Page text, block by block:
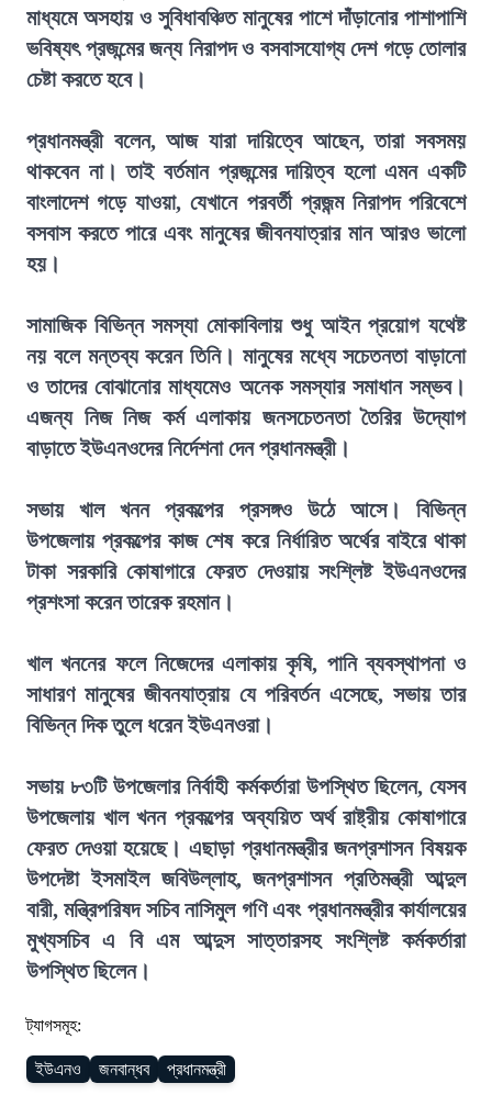
মাধ্যমে অসহায় ও সুবিধাবঞ্চিত মানুষের পাশে দাঁড়ানোর পাশাপাশি
ভবিষ্যৎ প্রজন্মের জন্য নিরাপদ ও বসবাসযোগ্য দেশ গড়ে তোলার
চেষ্টা করতে হবে।
প্রধানমন্ত্রী বলেন, আজ যারা দায়িত্বে আছেন, তারা সবসময়
থাকবেন না। তাই বর্তমান প্রজন্মের দায়িত্ব হলো এমন একটি
বাংলাদেশ গড়ে যাওয়া, যেখানে পরবর্তী প্রজন্ম নিরাপদ পরিবেশে
বসবাস করতে পারে এবং মানুষের জীবনযাত্রার মান আরও ভালো
হয়।
সামাজিক বিভিন্ন সমস্যা মোকাবিলায় শুধু আইন প্রয়োগ যথেষ্ট
নয় বলে মন্তব্য করেন তিনি। মানুষের মধ্যে সচেতনতা বাড়ানো
ও তাদের বোঝানোর মাধ্যমেও অনেক সমস্যার সমাধান সম্ভব।
এজন্য নিজ নিজ কর্ম এলাকায় জনসচেতনতা তৈরির উদ্যোগ
বাড়াতে ইউএনওদের নির্দেশনা দেন প্রধানমন্ত্রী।
সভায় খাল খনন প্রকল্পের প্রসঙ্গও উঠে আসে। বিভিন্ন
উপজেলায় প্রকল্পের কাজ শেষ করে নির্ধারিত অর্থের বাইরে থাকা
টাকা সরকারি কোষাগারে ফেরত দেওয়ায় সংশ্লিষ্ট ইউএনওদের
প্রশংসা করেন তারেক রহমান।
খাল খননের ফলে নিজেদের এলাকায় কৃষি, পানি ব্যবস্থাপনা ও
সাধারণ মানুষের জীবনযাত্রায় যে পরিবর্তন এসেছে, সভায় তার
বিভিন্ন দিক তুলে ধরেন ইউএনওরা।
সভায় ৮৩টি উপজেলার নির্বাহী কর্মকর্তারা উপস্থিত ছিলেন, যেসব
উপজেলায় খাল খনন প্রকল্পের অব্যয়িত অর্থ রাষ্ট্রীয় কোষাগারে
ফেরত দেওয়া হয়েছে। এছাড়া প্রধানমন্ত্রীর জনপ্রশাসন বিষয়ক
উপদেষ্টা ইসমাইল জবিউল্লাহ, জনপ্রশাসন প্রতিমন্ত্রী আব্দুল
বারী, মন্ত্রিপরিষদ সচিব নাসিমুল গণি এবং প্রধানমন্ত্রীর কার্যালয়ের
মুখ্যসচিব এ বি এম আব্দুস সাত্তারসহ সংশ্লিষ্ট কর্মকর্তারা
উপস্থিত ছিলেন।
ট্যাগসমূহ:
ইউএনও জনবান্ধব প্রধানমন্ত্রী